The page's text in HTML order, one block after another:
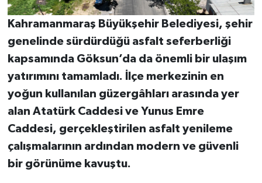
Kahramanmaraş Büyükşehir Belediyesi, şehir
genelinde sürdürdüğü asfalt seferberliği
kapsamında Göksun’da da önemli bir ulaşım
yatırımını tamamladı. İlçe merkezinin en
yoğun kullanılan güzergâhları arasında yer
alan Atatürk Caddesi ve Yunus Emre
Caddesi, gerçekleştirilen asfalt yenileme
çalışmalarının ardından modern ve güvenli
bir görünüme kavuştu.